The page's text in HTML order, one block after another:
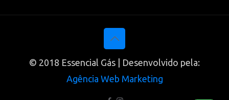
© 2018 Essencial Gás | Desenvolvido pela:
Agência Web Marketing